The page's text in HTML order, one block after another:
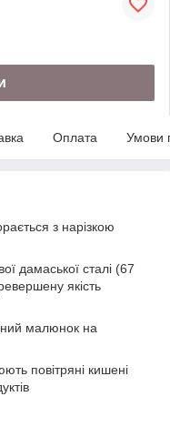
Оплата Умови
з нарізкою
дамаської сталі (67
якість
малюнок на
повітряні кишені